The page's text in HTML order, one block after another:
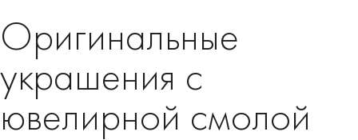
Оригинальные
украшения с
ювелирной смолой